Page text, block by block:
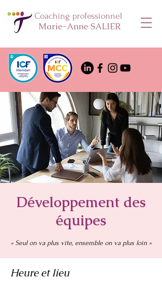
Coaching professionnel
Marie-Anne SALIER
Développement des
équipes
« Seul on va plus vite, ensemble on va plus loin »
Heure et lieu